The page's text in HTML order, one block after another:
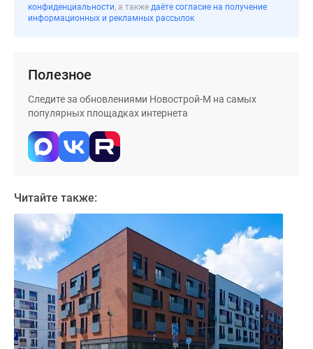
поселки
Новой
Готовые
коттеджные
Строящиеся
коттеджные
поселки
Коттеджные
поселки
лесу
Коттеджные
поселки
конфиденциальности, а также даёте согласие на получение
информационных и рекламных рассылок
Полезное
Следите за обновлениями Новострой-М на самых
популярных площадках интернета
Читайте также: